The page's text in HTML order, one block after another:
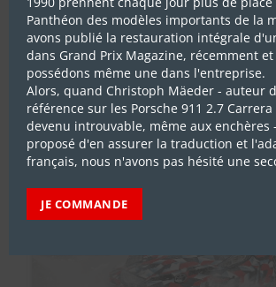
Panthéon des modèles importants de la
avons publié la restauration intégrale
dans Grand Prix Magazine, récemment
possédons même une dans l'entreprise.
Alors, quand Christoph Mäeder - auteur
référence sur les Porsche 911 2.7 Carrera
devenu introuvable, même aux enchères
proposé d'en assurer la traduction et
français, nous n'avons pas hésité une
JE COMMANDE